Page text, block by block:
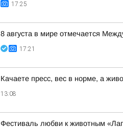
17:25
8 августа в мире отмечается
17:21
Качаете пресс, вес в норме, а
13:08
Фестиваль любви к животным